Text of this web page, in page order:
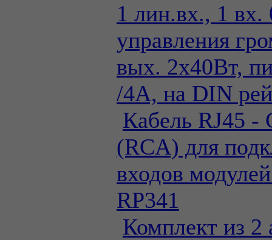
1 лин.вх., 1
управления
вых. 2x40Вт,
/4А, на DIN
Кабель RJ45 -
(RCA) для
входов
RP341
Комплект из 2